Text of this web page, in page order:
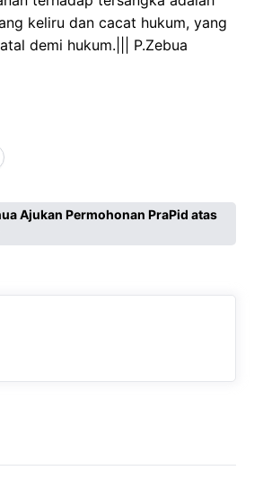
keliru dan cacat hukum, yang
demi hukum.||| P.Zebua
Ajukan Permohonan PraPid atas